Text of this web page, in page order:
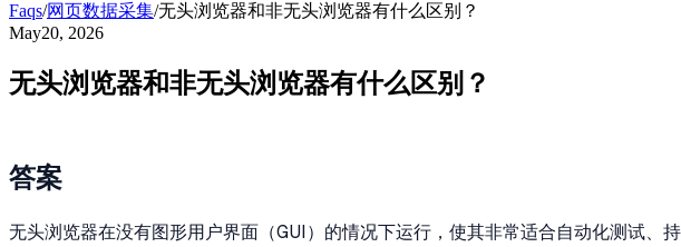
Faqs/网页数据采集/无头浏览器和非无头浏览器有什么区别？
May20, 2026
无头浏览器和非无头浏览器有什么区别？
答案
无头浏览器在没有图形用户界面（GUI）的情况下运行，使其非常适合自动化测试